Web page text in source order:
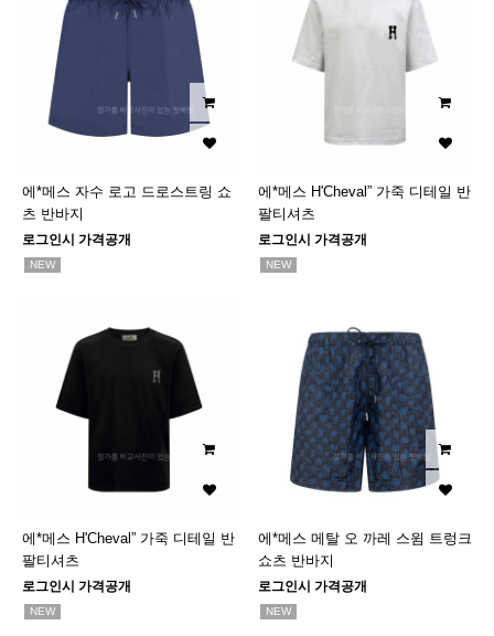
에*메스 자수 로고 드로스트링 쇼
츠 반바지
로그인시 가격공개
NEW
에*메스 H'Cheval” 가죽 디테일 반
팔티셔츠
로그인시 가격공개
NEW
에*메스 H'Cheval” 가죽 디테일 반
팔티셔츠
로그인시 가격공개
NEW
에*메스 메탈 오 까레 스윔 트렁크
쇼츠 반바지
로그인시 가격공개
NEW